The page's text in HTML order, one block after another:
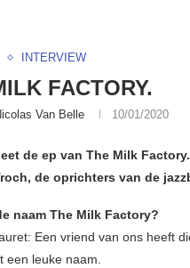
INTERVIEW
FACTORY.
Van Belle 10/01/2020
de ep van The Milk
de oprichters van de
naam The Milk Factory?
Een vriend van ons heeft
een leuke naam.